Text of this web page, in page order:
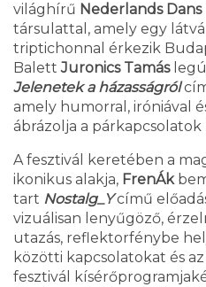
világhírű Nederlands
társulattal, amely egy
triptichonnal érkezik
Balett Juronics Tamás
Jelenetek a házasságról
amely humorral, iróniával
ábrázolja a
A fesztivál keretében a
ikonikus alakja, FrenÁk
tart Nostalg_Ycímű
vizuálisan lenyűgöző,
utazás, reflektorfénybe
közötti kapcsolatokat és
fesztivál